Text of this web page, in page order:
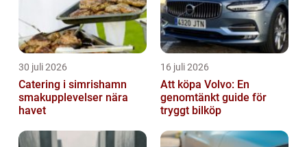
30 juli 2026
Catering i simrishamn
smakupplevelser nära
havet
16 juli 2026
Att köpa Volvo: En
genomtänkt guide för
tryggt bilköp